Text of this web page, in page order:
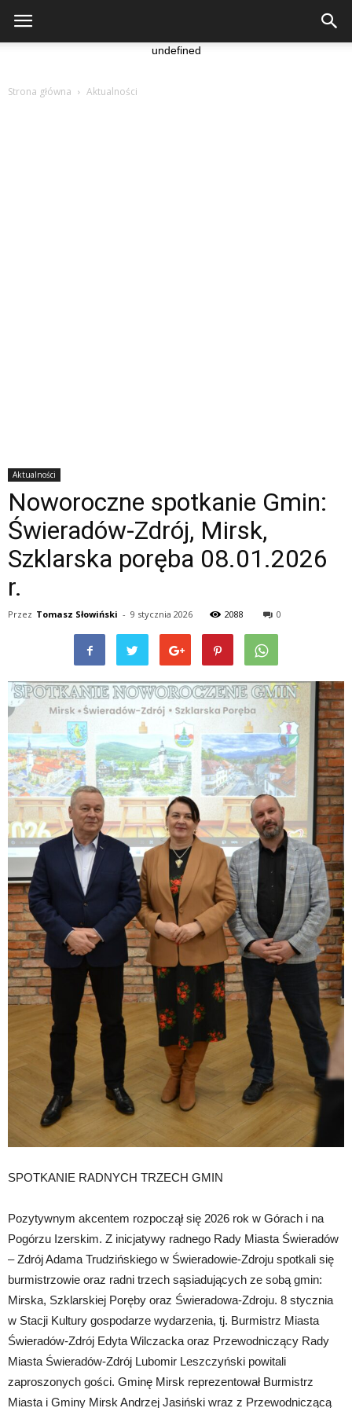
undefined
Strona główna Aktualności
Aktualności
Noworoczne spotkanie Gmin:
Świeradów-Zdrój, Mirsk,
Szklarska poręba 08.01.2026
r.
Przez Tomasz Słowiński - 9 stycznia 2026 2088 0
SPOTKANIE RADNYCH TRZECH GMIN
Pozytywnym akcentem rozpoczął się 2026 rok w Górach i na
Pogórzu Izerskim. Z inicjatywy radnego Rady Miasta Świeradów
– Zdrój Adama Trudzińskiego w Świeradowie-Zdroju spotkali się
burmistrzowie oraz radni trzech sąsiadujących ze sobą gmin:
Mirska, Szklarskiej Poręby oraz Świeradowa-Zdroju. 8 stycznia
w Stacji Kultury gospodarze wydarzenia, tj. Burmistrz Miasta
Świeradów-Zdrój Edyta Wilczacka oraz Przewodniczący Rady
Miasta Świeradów-Zdrój Lubomir Leszczyński powitali
zaproszonych gości. Gminę Mirsk reprezentował Burmistrz
Miasta i Gminy Mirsk Andrzej Jasiński wraz z Przewodniczącą